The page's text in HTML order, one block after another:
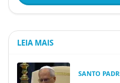
LEIA MAIS
SANTO